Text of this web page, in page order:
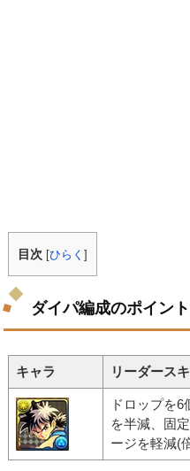
目次 [ひらく]
ダイパ編成のポイント
キャラ リーダース
ドロップを
を半減、固
ージを軽減(